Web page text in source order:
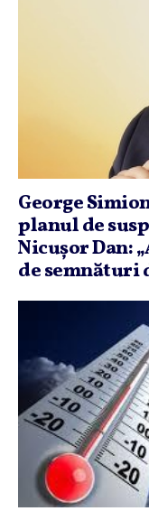
George
planul de
Nicuşor Dan:
de semnături